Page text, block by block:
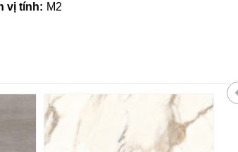
vị tính: M2
Nhà phân phối gạch ngói, sơn